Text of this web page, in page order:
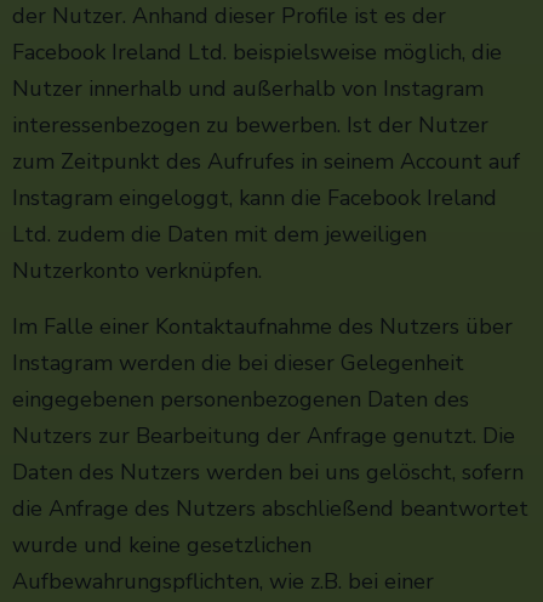
der Nutzer. Anhand dieser Profile ist es der
Facebook Ireland Ltd. beispielsweise möglich, die
Nutzer innerhalb und außerhalb von Instagram
interessenbezogen zu bewerben. Ist der Nutzer
zum Zeitpunkt des Aufrufes in seinem Account auf
Instagram eingeloggt, kann die Facebook Ireland
Ltd. zudem die Daten mit dem jeweiligen
Nutzerkonto verknüpfen.
Im Falle einer Kontaktaufnahme des Nutzers über
Instagram werden die bei dieser Gelegenheit
eingegebenen personenbezogenen Daten des
Nutzers zur Bearbeitung der Anfrage genutzt. Die
Daten des Nutzers werden bei uns gelöscht, sofern
die Anfrage des Nutzers abschließend beantwortet
wurde und keine gesetzlichen
Aufbewahrungspflichten, wie z.B. bei einer